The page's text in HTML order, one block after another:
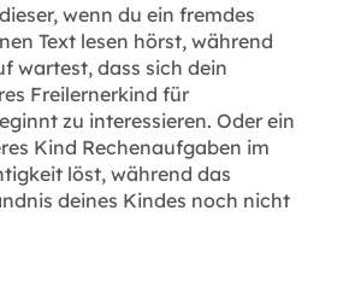
wenn du ein fremdes
Text lesen hörst, während
wartest, dass sich dein
Freilernerkind für
zu interessieren. Oder ein
Kind Rechenaufgaben im
löst, während das
deines Kindes noch nicht